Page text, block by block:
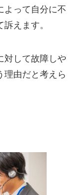
よって自分に不
えます。
対して故障しや
理由だと考えら